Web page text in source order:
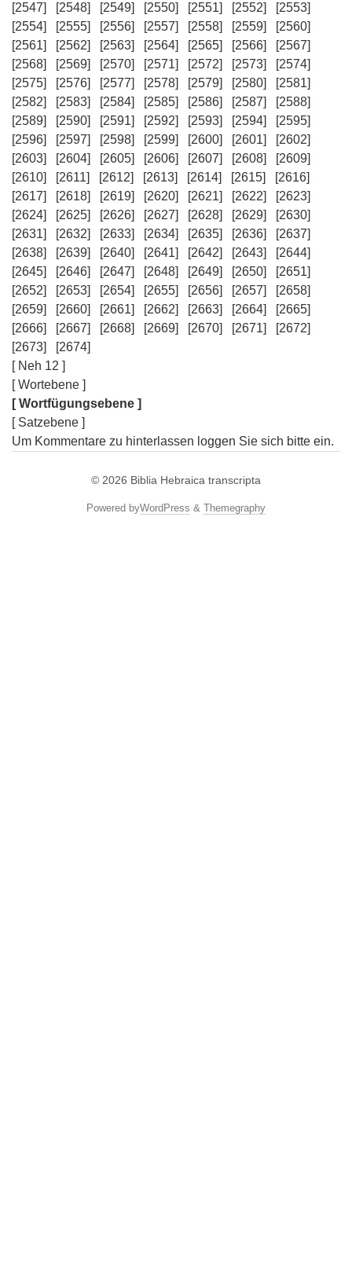
[2547]
[2548] [2549] [2550] [2551] [2552]
[2553]
[2554]
[2555] [2556] [2557] [2558] [2559]
[2560]
[2561]
[2562] [2563] [2564] [2565] [2566]
[2567]
[2568]
[2569] [2570] [2571] [2572] [2573]
[2574]
[2575]
[2576] [2577] [2578] [2579] [2580]
[2581]
[2582]
[2583] [2584] [2585] [2586] [2587]
[2588]
[2589]
[2590] [2591] [2592] [2593] [2594]
[2595]
[2596]
[2597] [2598] [2599] [2600] [2601]
[2602]
[2603]
[2604] [2605] [2606] [2607] [2608]
[2609]
[2610]
[2611] [2612] [2613] [2614] [2615]
[2616]
[2617]
[2618] [2619] [2620] [2621] [2622]
[2623]
[2624]
[2625] [2626] [2627] [2628] [2629]
[2630]
[2631]
[2632] [2633] [2634] [2635] [2636]
[2637]
[2638]
[2639] [2640] [2641] [2642] [2643]
[2644]
[2645]
[2646] [2647] [2648] [2649] [2650]
[2651]
[2652]
[2653] [2654] [2655] [2656] [2657]
[2658]
[2659]
[2660] [2661] [2662] [2663] [2664]
[2665]
[2666]
[2667] [2668] [2669] [2670] [2671]
[2672]
[2673]
[2674]
[ Neh 12 ]
[ Wortebene ]
[ Wortfügungsebene ]
[ Satzebene ]
Um Kommentare zu hinterlassen loggen Sie sich bitte ein.
© 2026 Biblia Hebraica transcripta
Powered byWordPress & Themegraphy